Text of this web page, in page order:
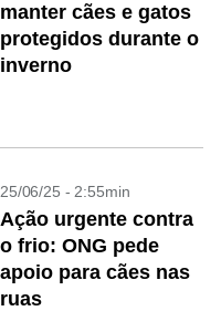
manter cães e gatos
protegidos durante o
inverno
25/06/25 - 2:55min
Ação urgente contra
o frio: ONG pede
apoio para cães nas
ruas